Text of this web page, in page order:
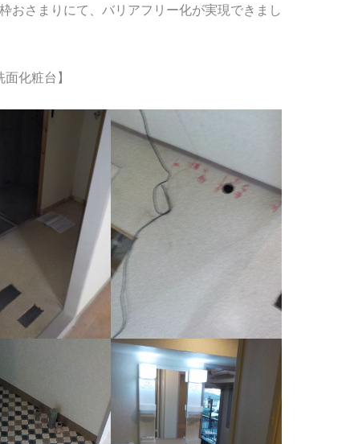
おさまりにて、バリアフリー化が実現できまし
面化粧台】